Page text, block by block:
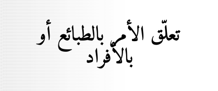
تعلّق الأمر بالطبائع أو
بالأفراد